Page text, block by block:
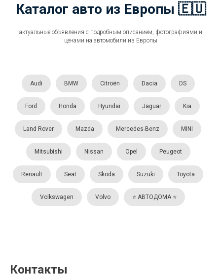
Каталог авто из Европы 🇪🇺
актуальные объявления с подробным описанием, фотографиями и
ценами на автомобили из Европы
Audi BMW Citroën Dacia DS
Ford Honda Hyundai Jaguar Kia
Land Rover Mazda Mercedes-Benz MINI
Mitsubishi Nissan Opel Peugeot
Renault Seat Skoda Suzuki Toyota
Volkswagen Volvo ⭐️ АВТОДОМА ⭐️
Контакты